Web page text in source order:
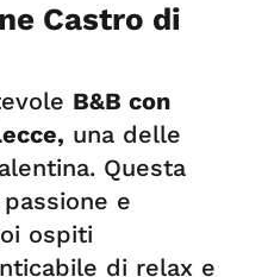
Castro di
B&B con
, una delle
Questa
e
ospiti
di relax e